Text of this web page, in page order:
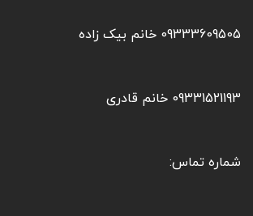
09333609505 خانم بیک زاده
09331521193 خانم قادری
شماره تماس: